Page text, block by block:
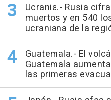
Ucrania.- Rusia
muertos y en 540
ucraniana de la
Guatemala.- El
Guatemala
las primeras